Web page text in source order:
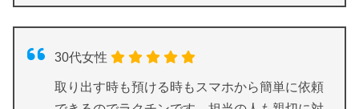
30代女性
取り出す時も預ける時もスマホから簡単に依頼